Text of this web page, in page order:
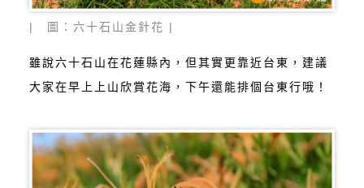
| 圖：六十石山金針花 |
雖說六十石山在花蓮縣內，但其實更靠近台東，建議
大家在早上上山欣賞花海，下午還能排個台東行哦！